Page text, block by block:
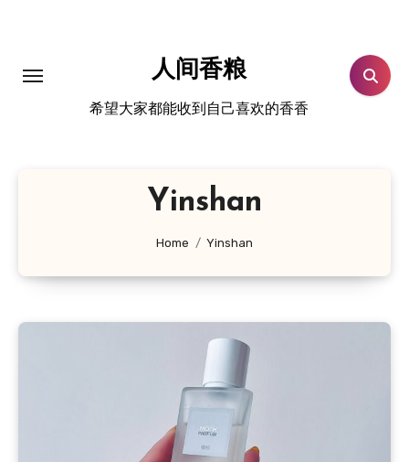
人间香粮
希望大家都能收到自己喜欢的香香
Yinshan
Home Yinshan